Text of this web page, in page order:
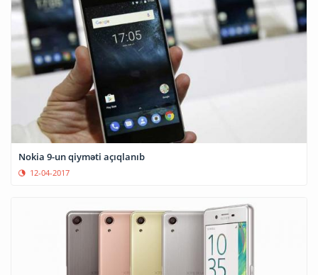
Nokia 9-un qiyməti açıqlanıb
12-04-2017